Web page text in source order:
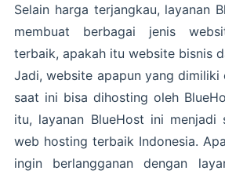
Selain harga terjangkau, layanan
membuat berbagai jenis
terbaik, apakah itu website bisnis
Jadi, website apapun yang dimiliki
saat ini bisa dihosting oleh
itu, layanan BlueHost ini menjadi
web hosting terbaik Indonesia.
ingin berlangganan dengan